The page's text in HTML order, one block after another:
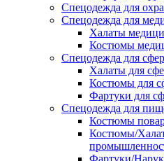
Спецодежда для
Спецодежда для
Халаты
Костюмы
Спецодежда для
Халаты для
Костюмы для
Фартуки для
Спецодежда для
Костюмы
Костюмы/
Фартуки/